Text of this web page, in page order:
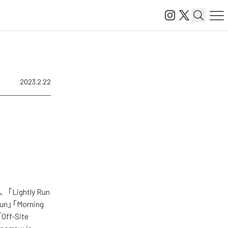
2023.2.22
「Lightly Run
」「Morning
Off-Site